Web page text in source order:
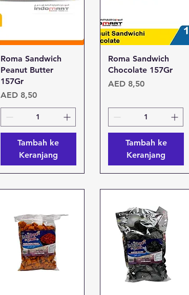
Tampilan Cepat
Roma Sandwich
Peanut Butter
157Gr
Harga
AED 8,50
Tambah ke
Keranjang
Tampilan Cepat
Roma Sandwich
Chocolate 157Gr
Harga
AED 8,50
Tambah ke
Keranjang